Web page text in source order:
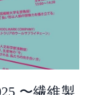
〜繊維製